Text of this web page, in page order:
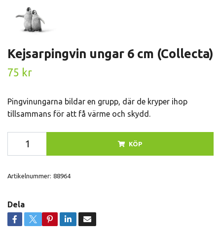
Kejsarpingvin ungar 6 cm (Collecta)
75 kr
Pingvinungarna bildar en grupp, där de kryper ihop
tillsammans för att få värme och skydd.
KÖP
Artikelnummer: 88964
Dela